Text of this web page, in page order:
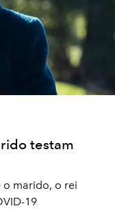
testam
o marido, o rei
19